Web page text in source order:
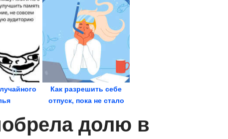
Как разрешить себе
отпуск, пока не стало
долю в